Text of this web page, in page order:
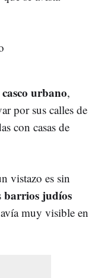
casco urbano,
por sus calles de
con casas de
vistazo es sin
barrios judíos
muy visible en